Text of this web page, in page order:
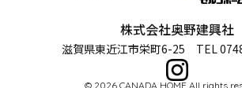
株式会社奥野建興社
滋賀県東近江市栄町6-25 TEL
© 2026 CANADA HOME All rights